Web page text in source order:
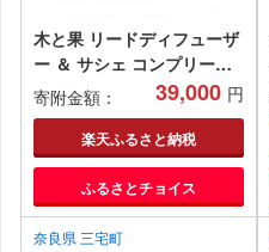
木と果 リードディフューザ
ー ＆ サシェ コンプリート
セット (ラベンダー オレン
ジ) 晴香堂 HARUKADO 天
然精油 100％ ルームフレグ
ランス 芳香剤 インテリア
アロマ 天然香料 香り ステ
ィック プレゼント ギフト
寄附金額： 39,000 円
楽天ふるさと納税
ふるさとチョイス
奈良県 三宅町